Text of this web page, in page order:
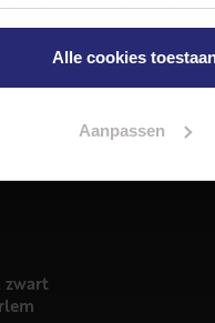
Alle cookies
Aanpassen
over
zwart